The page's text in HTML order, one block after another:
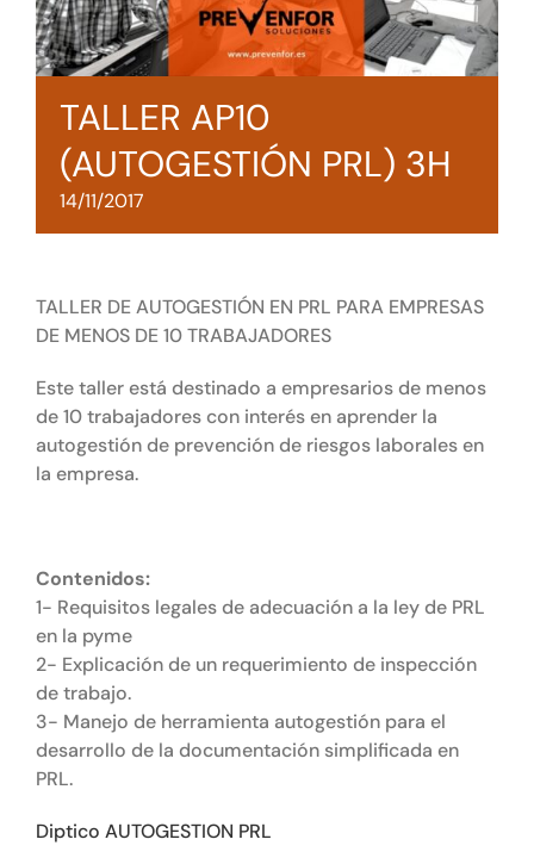
Tienda online
TALLER AP10
(AUTOGESTIÓN PRL) 3H
14/11/2017
TALLER DE AUTOGESTIÓN EN PRL PARA EMPRESAS
DE MENOS DE 10 TRABAJADORES
Este taller está destinado a empresarios de menos
de 10 trabajadores con interés en aprender la
autogestión de prevención de riesgos laborales en
la empresa.
Contenidos:
1- Requisitos legales de adecuación a la ley de PRL
en la pyme
2- Explicación de un requerimiento de inspección
de trabajo.
3- Manejo de herramienta autogestión para el
desarrollo de la documentación simplificada en
PRL.
Diptico AUTOGESTION PRL